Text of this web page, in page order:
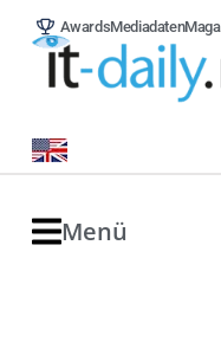
AwardsMediadaten
Menü